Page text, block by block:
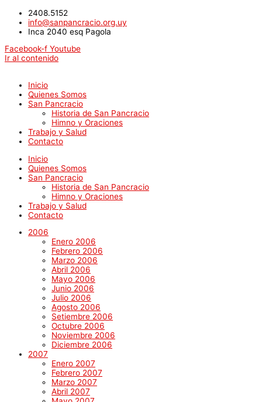
2408.5152
info@sanpancracio.org.uy
Inca 2040 esq Pagola
Facebook-f Youtube
Ir al contenido
Inicio
Quienes Somos
San Pancracio
Historia de San Pancracio
Himno y Oraciones
Trabajo y Salud
Contacto
Inicio
Quienes Somos
San Pancracio
Historia de San Pancracio
Himno y Oraciones
Trabajo y Salud
Contacto
2006
Enero 2006
Febrero 2006
Marzo 2006
Abril 2006
Mayo 2006
Junio 2006
Julio 2006
Agosto 2006
Setiembre 2006
Octubre 2006
Noviembre 2006
Diciembre 2006
2007
Enero 2007
Febrero 2007
Marzo 2007
Abril 2007